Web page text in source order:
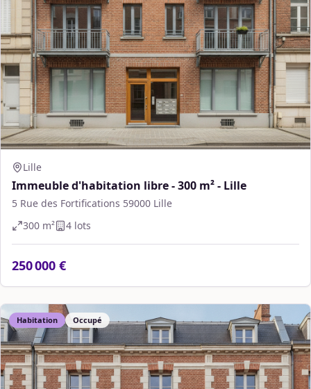
Lille
Immeuble d'habitation libre - 300 m² - Lille
5 Rue des Fortifications 59000 Lille
300 m² 4 lots
250 000 €
Habitation Occupé